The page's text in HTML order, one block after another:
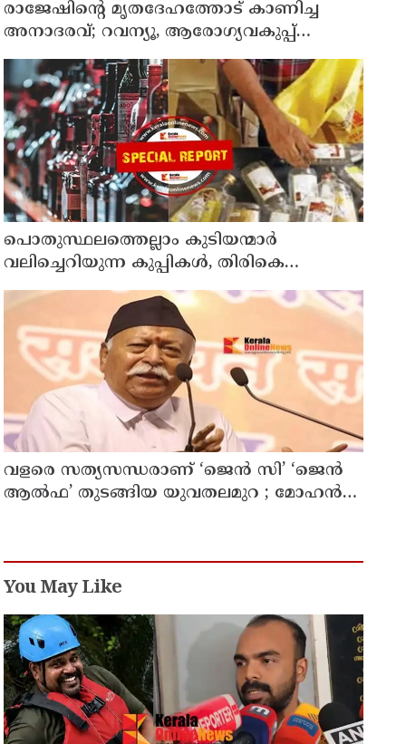
രാജേഷിന്റെ മൃതദേഹത്തോട് കാണിച്ച
അനാദരവ്; റവന്യൂ, ആരോഗ്യവകുപ്പ്
അനാസ്ഥക്കെതിരെ കടുത്ത നടപടി
വേണം; ഡിവൈഎഫ്ഐ ശക്തമായ
പ്രതിഷേധത്തിലേക്ക്
പൊതുസ്ഥലത്തെല്ലാം കുടിയന്മാര്‍
വലിച്ചെറിയുന്ന കുപ്പികള്‍, തിരികെ
വാങ്ങുന്നത് നിര്‍ത്തുന്നതോടെ ഇത്
ഇരട്ടിക്കും, കോടികളുടെ ലാഭമുള്ള പദ്ധതി
നിര്‍ത്തിയത് എന്തിന്? സര്‍ക്കാരിന്റേത്
തലതിരിഞ്ഞ തീരുമാനമോ?
വളരെ സത്യസന്ധരാണ് ‘ജെൻ സി’ ‘ജെൻ
ആൽഫ’ തുടങ്ങിയ യുവതലമുറ ; മോഹൻ
You May Like